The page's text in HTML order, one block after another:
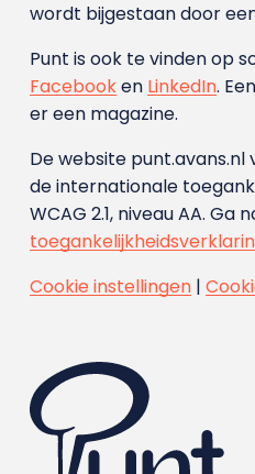
wordt bijgestaan door
Punt is ook te vinden op
Facebooken LinkedIn.
er een magazine.
De website
de internationale
WCAG 2.1, niveau AA. Ga
Cookie instellingen|